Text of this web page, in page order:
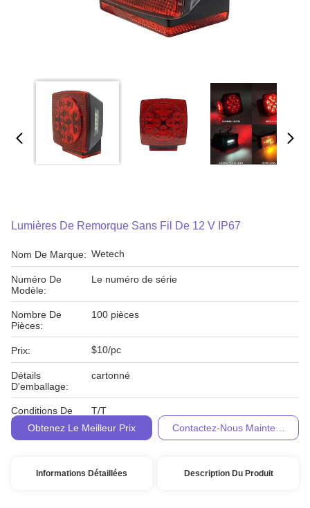
Lumières De Remorque Sans Fil De 12 V IP67
Nom De Marque: Wetech
Numéro De
Modèle:
Le numéro de série
Nombre De
Pièces:
100 pièces
Prix: $10/pc
Détails
D'emballage:
cartonné
Conditions De
Paiement:
T/T
Obtenez Le Meilleur Prix
Contactez-Nous Maintenant
Informations Détaillées Description Du Produit